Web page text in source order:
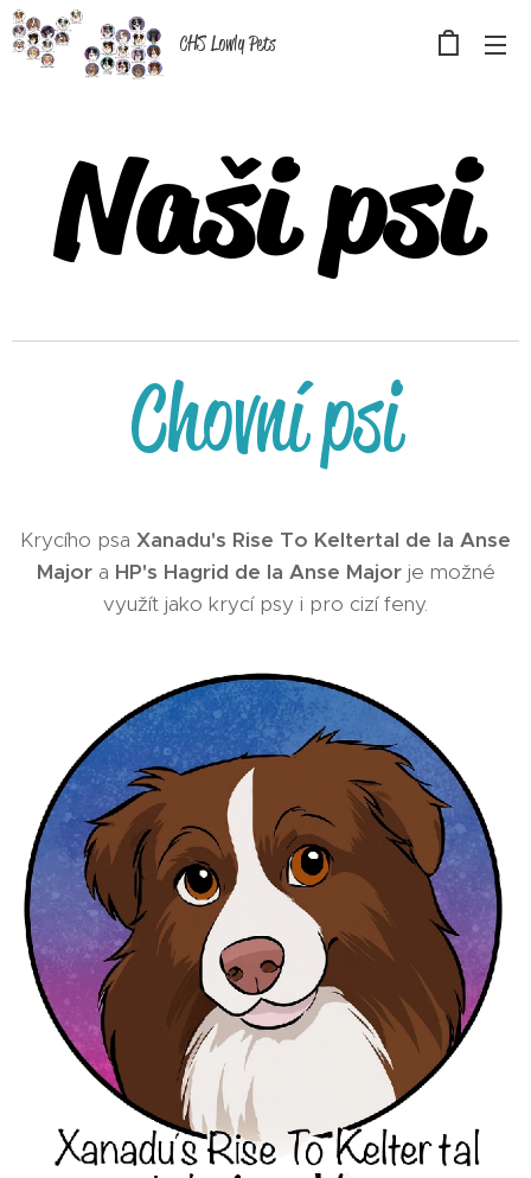
CHS Lowly Pets
Naši psi
Chovní psi
Krycího psa Xanadu's Rise To Keltertal de la Anse
Majora HP's Hagrid de la Anse Majorje možné
využít jako krycí psy i pro cizí feny.